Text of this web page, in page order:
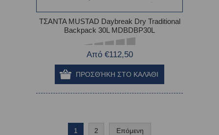
ΤΣΑΝΤΑ MUSTAD Daybreak Dry Traditional
Backpack 30L MDBDBP30L
Από €112,50
1 2 Επόμενη